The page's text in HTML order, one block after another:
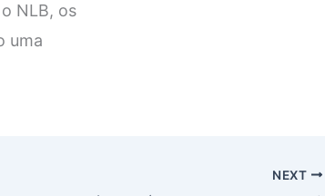
NLB, os
uma
NEXT